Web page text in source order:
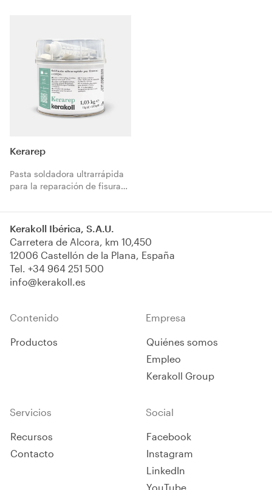
Kerarep
Pasta soldadora ultrarrápida
para la reparación de fisuras
Kerakoll Ibérica, S.A.U.
Carretera de Alcora, km 10,450
12006 Castellón de la Plana, España
Tel. +34 964 251 500
info@kerakoll.es
Contenido
Productos
Empresa
Quiénes somos
Empleo
Kerakoll Group
Servicios
Recursos
Contacto
Social
Facebook
Instagram
LinkedIn
YouTube